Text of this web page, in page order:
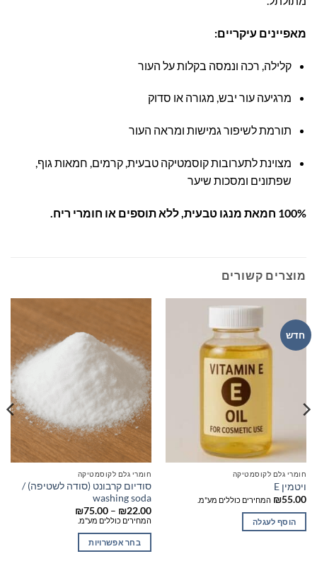
מאפיינים עיקריים:
קלילה, רכה ונמסה בקלות על העור
מרגיעה עור יבש, מגורה או סדוק
תורמת לשיפור גמישות ומראה העור
מצוינת לתערובות קוסמטיקה טבעית, קרמים, חמאות גוף,
שפתונים ומסכות שיער
100% חמאת מנגו טבעית, ללא תוספים או חומרי ריח.
מוצרים קשורים
חדש
חומרי גלם לקוסמטיקה
ויטמין E
₪55.00 המחירים כוללים מע"מ.
הוסף לעגלה
חומרי גלם לקוסמטיקה
סודיום קרבונט (סודה לשטיפה) /
washing soda
₪22.00
–
₪75.00
טווח
המחירים כוללים מע"מ.
בחר אפשרויות